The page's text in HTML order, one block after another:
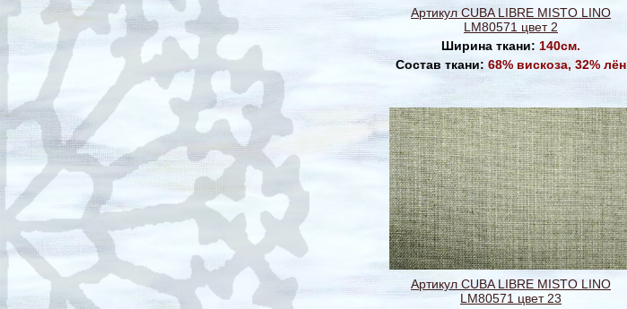
Артикул CUBA LIBRE MISTO LINO
LM80571 цвет 2
Ширина ткани: 140см.
Состав ткани: 68% вискоза, 32% лён
Артикул CUBA LIBRE MISTO LINO
LM80571 цвет 23